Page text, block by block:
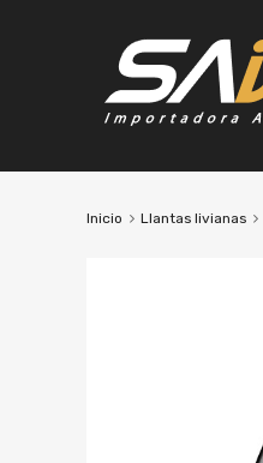
Inicio Llantas livianas